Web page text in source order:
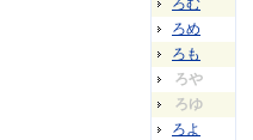
ろむ
ろめ
ろも
ろや
ろゆ
ろよ